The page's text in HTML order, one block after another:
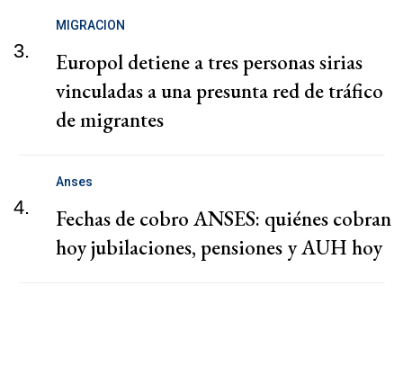
3.
MIGRACION
Europol detiene a tres personas sirias
vinculadas a una presunta red de tráfico
de migrantes
4.
Anses
Fechas de cobro ANSES: quiénes cobran
hoy jubilaciones, pensiones y AUH hoy